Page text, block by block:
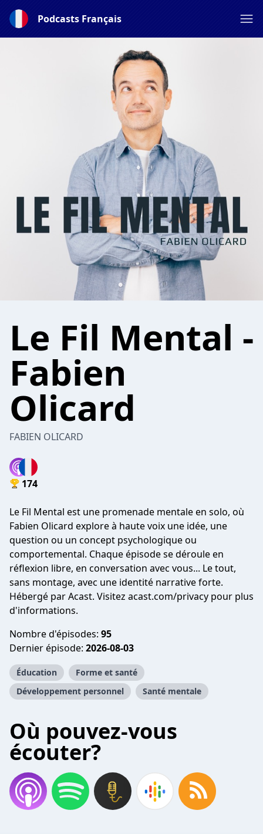
Podcasts Français
Le Fil Mental -
Fabien
Olicard
FABIEN OLICARD
174
Le Fil Mental est une promenade mentale en solo, où
Fabien Olicard explore à haute voix une idée, une
question ou un concept psychologique ou
comportemental. Chaque épisode se déroule en
réflexion libre, en conversation avec vous... Le tout,
sans montage, avec une identité narrative forte.
Hébergé par Acast. Visitez acast.com/privacy pour plus
d'informations.
Nombre d'épisodes: 95
Dernier épisode: 2026-08-03
Éducation
Forme et santé
Développement personnel
Santé mentale
Où pouvez-vous
écouter?